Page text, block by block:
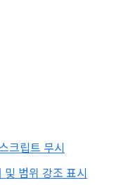
크립트 무시
범위 강조 표시